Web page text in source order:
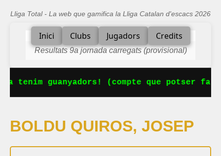
Lliga Total - La web que gamifica la Lliga Catalan d'escacs 2026
Inici Clubs Jugadors Credits
Resultats 9a jornada carregats (provisional)
tenim guanyadors! (compte que potser
BOLDU QUIROS, JOSEP